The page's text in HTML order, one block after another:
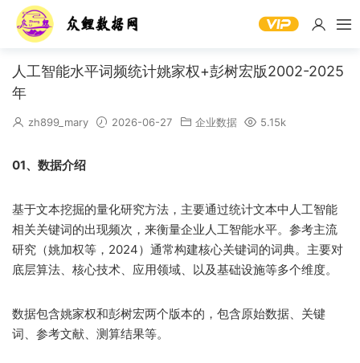
人工智能水平词频统计姚家权+彭树宏版2002-2025
年
zh899_mary 2026-06-27 企业数据 5.15k
01、数据介绍
基于文本挖掘的量化研究方法，主要通过统计文本中人工智能
相关关键词的出现频次，来衡量企业人工智能水平。参考主流
研究（姚加权等，2024）通常构建核心关键词的词典。主要对
底层算法、核心技术、应用领域、以及基础设施等多个维度。
数据包含姚家权和彭树宏两个版本的，包含原始数据、关键
词、参考文献、测算结果等。